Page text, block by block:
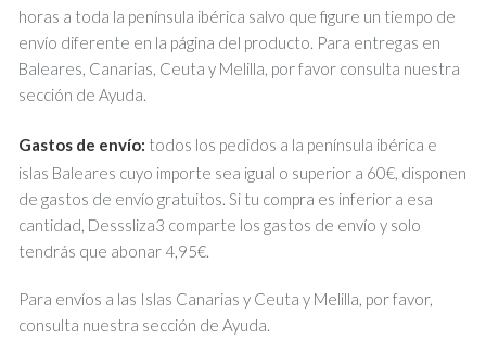
horas a toda la península ibérica salvo que figure un tiempo de
envío diferente en la página del producto. Para entregas en
Baleares, Canarias, Ceuta y Melilla, por favor consulta nuestra
sección de Ayuda.
Gastos de envío: todos los pedidos a la península ibérica e
islas Baleares cuyo importe sea igual o superior a 60€, disponen
de gastos de envío gratuitos. Si tu compra es inferior a esa
cantidad, Desssliza3 comparte los gastos de envío y solo
tendrás que abonar 4,95€.
Para envíos a las Islas Canarias y Ceuta y Melilla, por favor,
consulta nuestra sección de Ayuda.